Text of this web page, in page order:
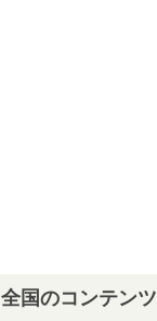
全国のコンテンツ